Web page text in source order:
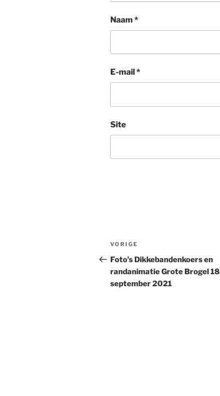
Naam *
E-mail *
Site
Bericht
navigatie
Vorig
bericht
VORIGE
Foto’s Dikkebandenkoers en
randanimatie Grote Brogel 18
september 2021